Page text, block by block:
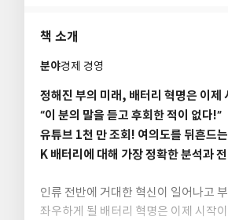
각고의 노력 끝에 불과 1년 여 만에, 국
다. 이 과정에서 여의도 증권가의 잘못
개인 투자자들의 경제 멘토로 떠올랐
향해야 한다는 사명감을 모두가 가지게
책 소개
분야경제 경영
정해진 부의 미래, 배터리 혁명은 이제
“이 분의 말을 듣고 후회한 적이 없다!”
유튜브 1천 만 조회! 여의도를 뒤흔드
K 배터리에 대해 가장 정확한 분석과
인류 전반에 거대한 혁신이 일어나고
좌우하게 될 배터리 혁명은 이제 시작